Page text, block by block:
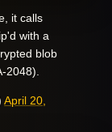
it calls
with a
blob
2048).
April 20,